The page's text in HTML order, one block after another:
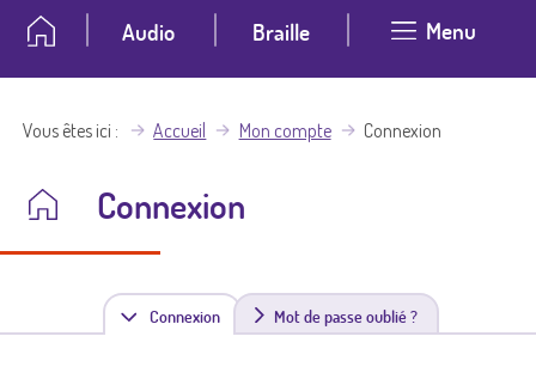
Audio Braille Menu
Vous êtes ici Accueil Mon compte Connexion
Connexion
Connexion(
Mot de passe oublié ?